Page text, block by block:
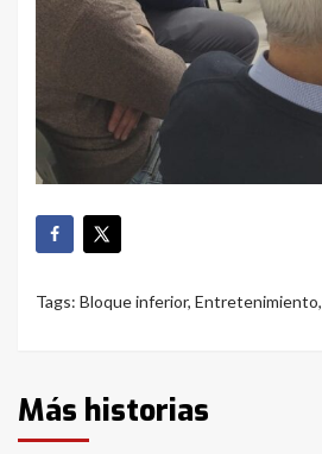
Tags: Bloque inferior, Entretenimiento,
Más historias